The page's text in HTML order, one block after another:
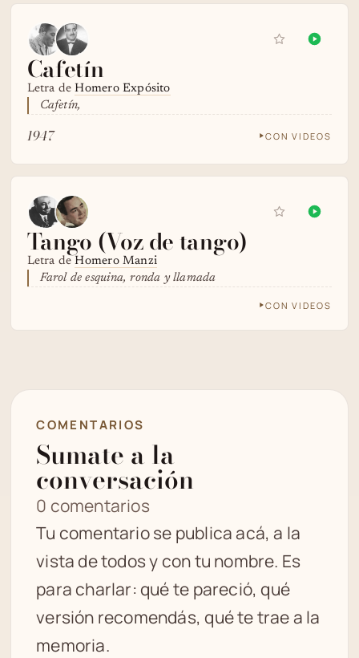
Cafetín
Letra deHomero Expósito
Cafetín,
1947 CON VIDEOS
Tango (Voz de tango)
Letra deHomero Manzi
Farol de esquina, ronda y llamada
CON VIDEOS
COMENTARIOS
Sumate a la
conversación
0 comentarios
Tu comentario se publica acá, a la
vista de todos y con tu nombre. Es
para charlar: qué te pareció, qué
versión recomendás, qué te trae a la
memoria.